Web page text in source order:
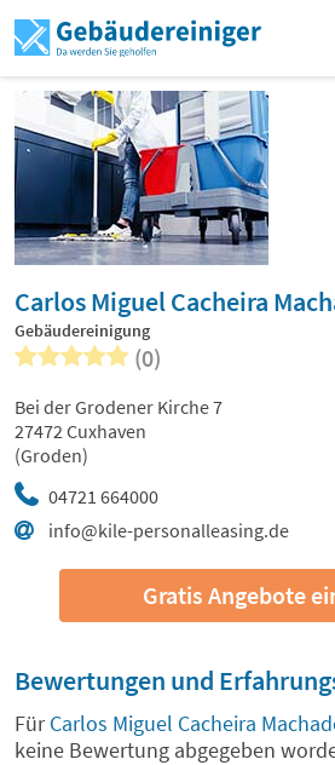
Carlos Miguel Cacheira
Gebäudereinigung
(0)
04721 664000
info@kile-personalleasing.de
Bei der Grodener Kirche 7
27472 Cuxhaven
(Groden)
Gratis Angebote
Bewertungen und
FürCarlos Miguel Cacheira
keine Bewertung abgegeben